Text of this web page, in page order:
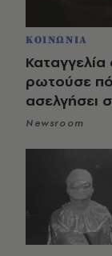
ΚΟΙΝΩΝΙΑ
ρωτούσε
ασελγήσει
Newsroom